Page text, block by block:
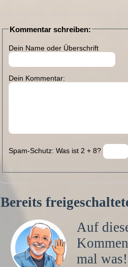
Kommentar schreiben:
Dein Name oder Überschrift
Dein Kommentar:
Spam-Schutz: Was ist 2 + 8?
Bereits
Auf
mal was!